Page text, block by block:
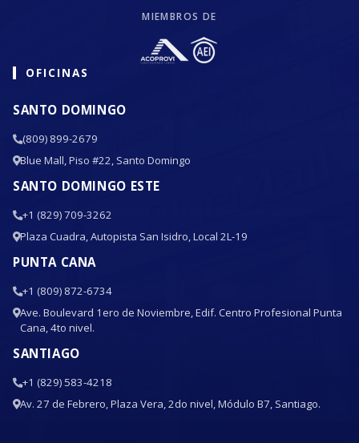
MIEMBROS DE
OFICINAS
SANTO DOMINGO
(809) 899-2679
Blue Mall, Piso #22, Santo Domingo
SANTO DOMINGO ESTE
+1 (829) 709-3262
Plaza Cuadra, Autopista San Isidro, Local 2L-19
PUNTA CANA
+1 (809) 872-6734
Ave. Boulevard 1ero de Noviembre, Edif. Centro Profesional Punta
Cana, 4to nivel.
SANTIAGO
+1 (829) 583-4218
Av. 27 de Febrero, Plaza Vera, 2do nivel, Módulo B7, Santiago.